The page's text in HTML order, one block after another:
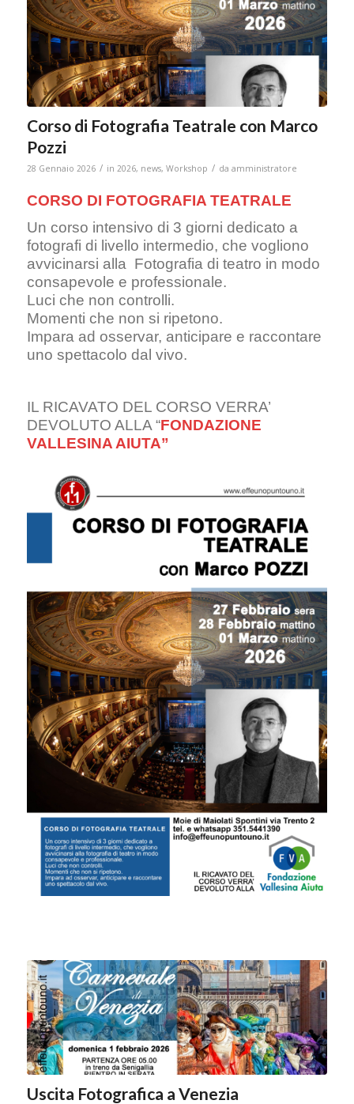
Corso di Fotografia Teatrale con Marco
Pozzi
28 Gennaio 2026 / in 2026, news, Workshop / da amministratore
CORSO DI FOTOGRAFIA TEATRALE
Un corso intensivo di 3 giorni dedicato a
fotografi di livello intermedio, che vogliono
avvicinarsi alla Fotografia di teatro in modo
consapevole e professionale.
Luci che non controlli.
Momenti che non si ripetono.
Impara ad osservar, anticipare e raccontare
uno spettacolo dal vivo.
IL RICAVATO DEL CORSO VERRA’
DEVOLUTO ALLA “FONDAZIONE
VALLESINA AIUTA”
Uscita Fotografica a Venezia